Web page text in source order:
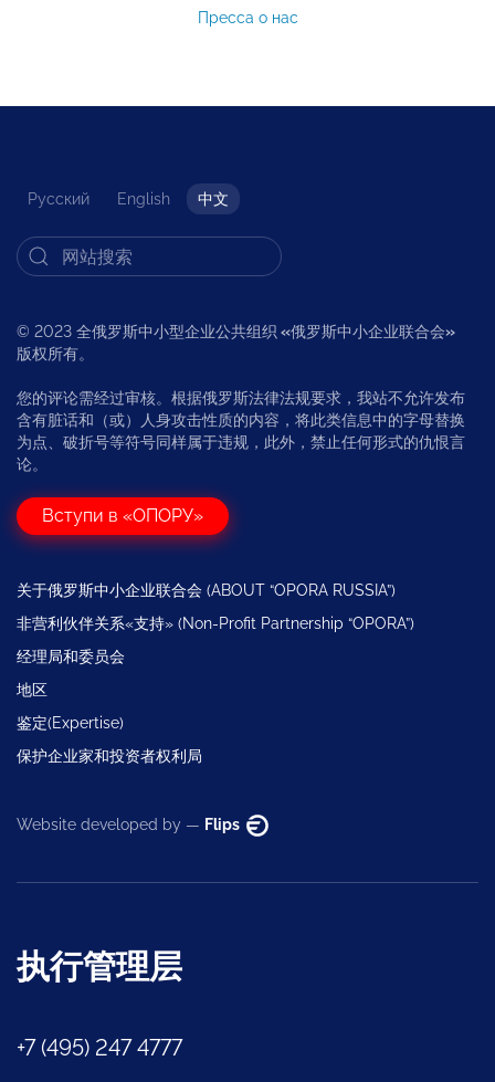
Пресса о нас
Русский English 中文
© 2023 全俄罗斯中小型企业公共组织 «俄罗斯中小企业联合会»
版权所有。
您的评论需经过审核。根据俄罗斯法律法规要求，我站不允许发布
含有脏话和（或）人身攻击性质的内容，将此类信息中的字母替换
为点、破折号等符号同样属于违规，此外，禁止任何形式的仇恨言
论。
Вступи в «ОПОРУ»
关于俄罗斯中小企业联合会 (ABOUT “OPORA RUSSIA”)
非营利伙伴关系«支持» (Non-Profit Partnership “OPORA”)
经理局和委员会
地区
鉴定(Expertise)
保护企业家和投资者权利局
Website developed by — Flips
执行管理层
+7 (495) 247 4777